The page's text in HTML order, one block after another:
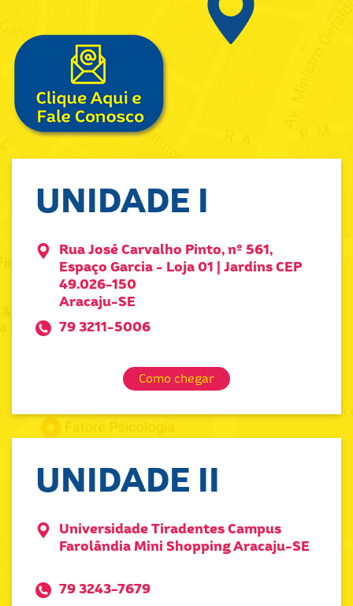
UNIDADE I
Rua José Carvalho Pinto, nº 561,
Espaço Garcia - Loja 01 | Jardins CEP
49.026-150
Aracaju-SE
79 3211-5006
Como chegar
UNIDADE II
Universidade Tiradentes Campus
Farolândia Mini Shopping Aracaju-SE
79 3243-7679